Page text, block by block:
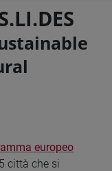
europeo
città che si